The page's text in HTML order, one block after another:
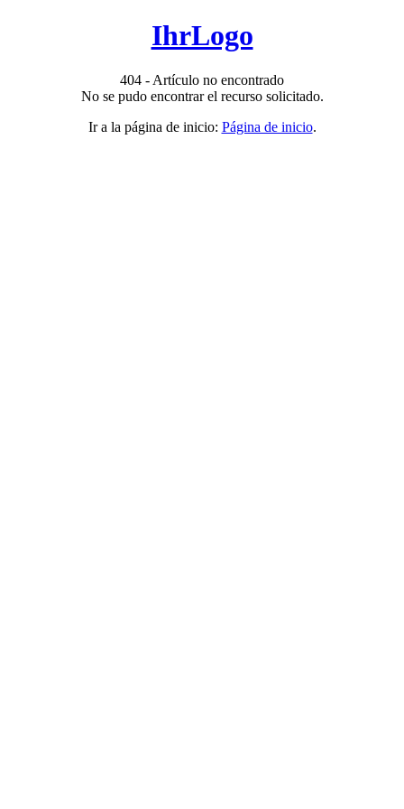
IhrLogo
404 - Artículo no encontrado
No se pudo encontrar el recurso solicitado.
Ir a la página de inicio: Página de inicio.